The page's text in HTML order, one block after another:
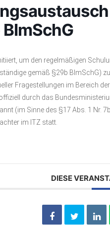
um den regelmäßigen
gemäß §29b BImSchG)
Fragestellungen im Bereich
durch das
(im Sinne des §17 Abs. 1 Nr.
im ITZ statt.
DIESE